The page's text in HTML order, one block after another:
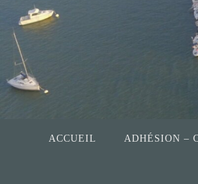
ACCUEIL ADHÉSION –